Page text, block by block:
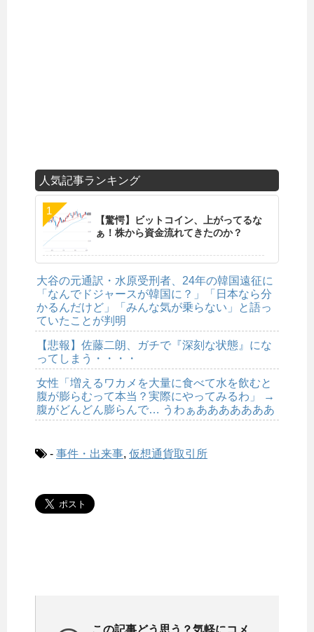
人気記事ランキング
【驚愕】ビットコイン、上がってるな
ぁ！株から資金流れてきたのか？
大谷の元通訳・水原受刑者、24年の韓国遠征に
「なんでドジャースが韓国に？」「日本なら分
かるんだけど」「みんな気が乗らない」と語っ
ていたことが判明
【悲報】佐藤二朗、ガチで『深刻な状態』にな
ってしまう・・・・
女性「増えるワカメを大量に食べて水を飲むと
腹が膨らむって本当？実際にやってみるわ」 →
腹がどんどん膨らんで… うわぁあああああああ
- 事件・出来事, 仮想通貨取引所